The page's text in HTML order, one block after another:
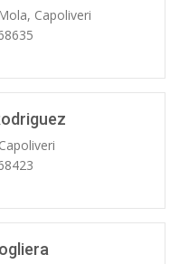
Capoliveri